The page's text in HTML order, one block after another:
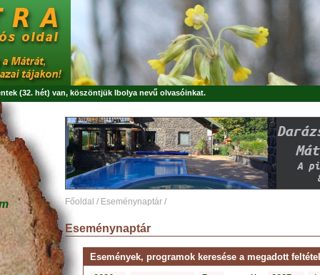
(32. hét) van, köszöntjük Ibolya nevű olvasóinkat.
Főoldal / Eseménynaptár /
Eseménynaptár
Események, programok keresése a megadott